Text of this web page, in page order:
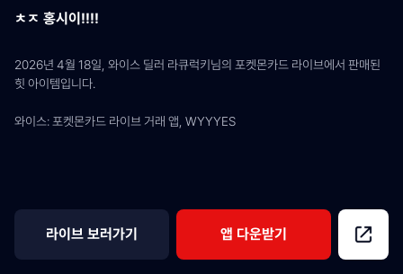
ㅊㅈ 홍시이!!!!
2026년 4월 18일, 와이스 딜러 라큐럭키님의 포켓몬카드 라이브에서 판매된
힛 아이템입니다.
와이스: 포켓몬카드 라이브 거래 앱, WYYYES
라이브 보러가기 앱 다운받기